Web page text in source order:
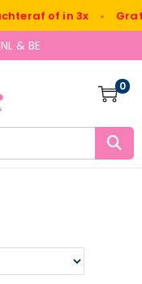
of in 3x • Gratis
& BE
0